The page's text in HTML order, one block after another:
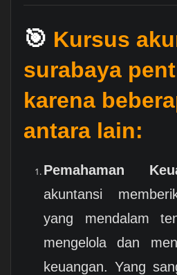
🎯 Kursus
surabaya
karena
antara lain:
Pemahaman
akuntansi
yang mendalam
mengelola dan
keuangan. Yang